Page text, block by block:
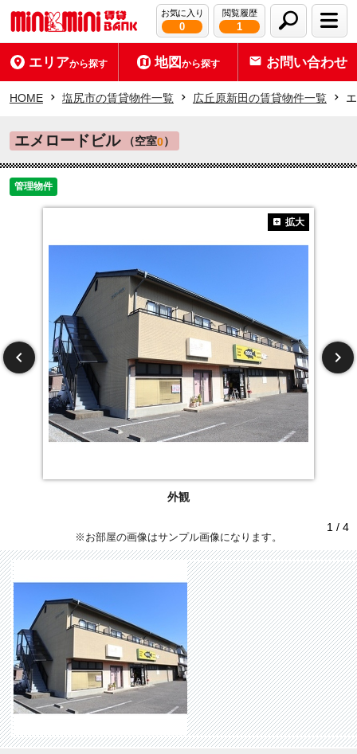
お気に入り
0
閲覧履歴
1
エリアから探す 地図から探す お問い合わせ
HOME 塩尻市の賃貸物件一覧 広丘原新田の賃貸物件一覧
エメロードビル （空室0）
管理物件
外観
拡大
1 / 4
※お部屋の画像はサンプル画像になります。